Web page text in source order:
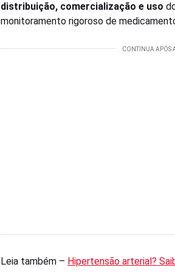
distribuição, comercialização e uso
monitoramento rigoroso de
Leia também – Hipertensão arterial?